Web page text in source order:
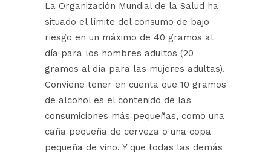
La Organización Mundial de la Salud ha
situado el límite del consumo de bajo
riesgo en un máximo de 40 gramos al
día para los hombres adultos (20
gramos al día para las mujeres adultas).
Conviene tener en cuenta que 10 gramos
de alcohol es el contenido de las
consumiciones más pequeñas, como una
caña pequeña de cerveza o una copa
pequeña de vino. Y que todas las demás